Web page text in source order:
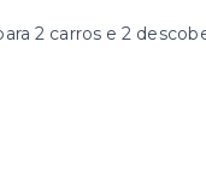
2 carros e 2